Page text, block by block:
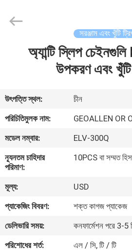
আমাদের
সম্পর্কে
কারখানা
ভ্রমণ
মান
নিয়ন্ত্রণ
ALLEN
CO.,LTD..
সরঞ্জাম এবং খুঁটি
অ্যান্টি স্লিপ
উপকরণ এবং
উৎপত্তি স্থল:
চীন
পরিচিতিমুলক নাম:
GEOALLEN OR
মডেল নম্বার:
ELV-300Q
ন্যূনতম চাহিদার
পরিমাণ:
10PCS বা সম্মত
মূল্য:
USD
প্যাকেজিং বিবরণ:
শক্ত কাগজ প্যাকেজ
ডেলিভারি সময়:
কনফার্মেশন পরে 3-5
পরিশোধের শর্ত:
এল / সি, টি / টি